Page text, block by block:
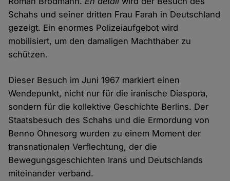
Schahs und seiner dritten Frau Farah in Deutschland
gezeigt. Ein enormes Polizeiaufgebot wird
mobilisiert, um den damaligen Machthaber zu
schützen.
Dieser Besuch im Juni 1967 markiert einen
Wendepunkt, nicht nur für die iranische Diaspora,
sondern für die kollektive Geschichte Berlins. Der
Staatsbesuch des Schahs und die Ermordung von
Benno Ohnesorg wurden zu einem Moment der
transnationalen Verflechtung, der die
Bewegungsgeschichten Irans und Deutschlands
miteinander verband.